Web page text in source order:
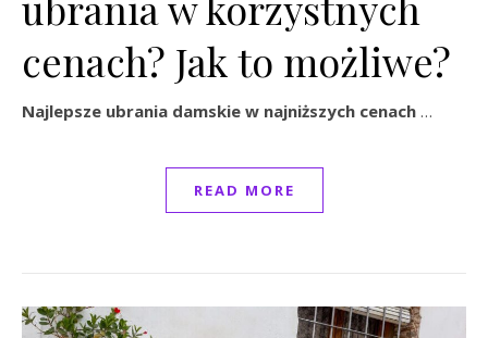
cenach? Jak to możliwe?
Najlepsze ubrania damskie w najniższych cenach …
READ MORE